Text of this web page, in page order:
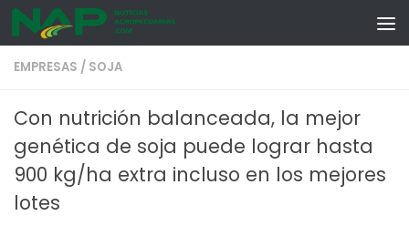
Skip to content
EMPRESAS / SOJA
Con nutrición balanceada, la mejor
genética de soja puede lograr hasta
900 kg/ha extra incluso en los mejores
lotes